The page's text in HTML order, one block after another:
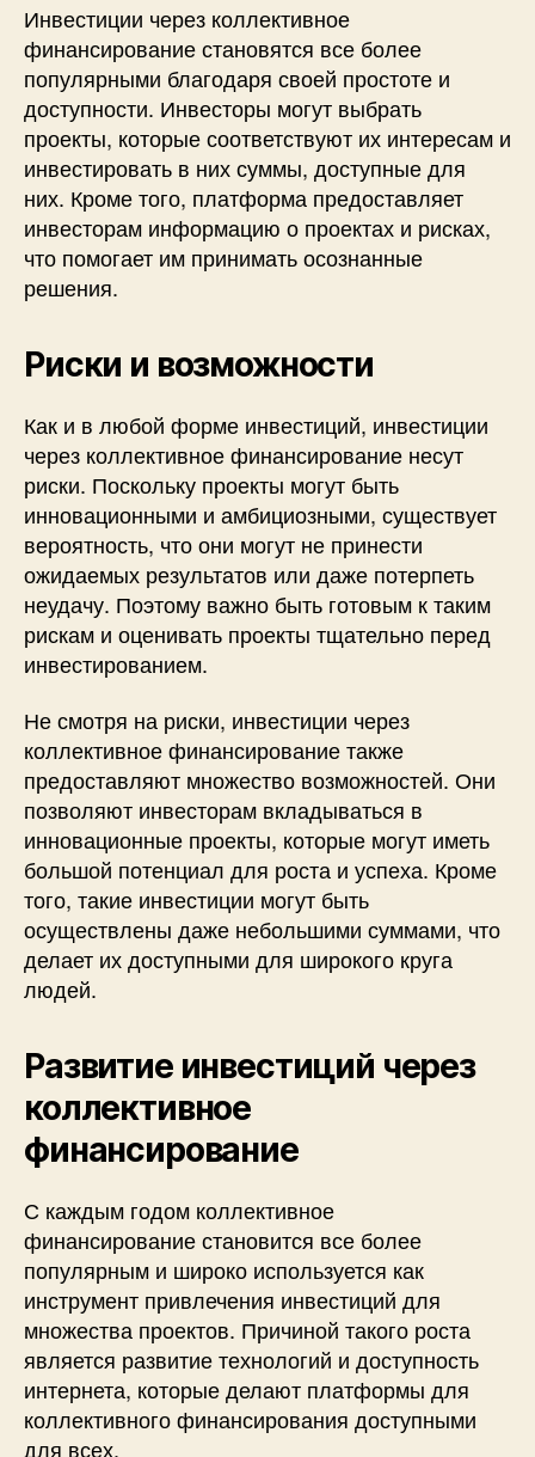
Инвестиции через коллективное
финансирование становятся все более
популярными благодаря своей простоте и
доступности. Инвесторы могут выбрать
проекты, которые соответствуют их интересам и
инвестировать в них суммы, доступные для
них. Кроме того, платформа предоставляет
инвесторам информацию о проектах и рисках,
что помогает им принимать осознанные
решения.
Риски и возможности
Как и в любой форме инвестиций, инвестиции
через коллективное финансирование несут
риски. Поскольку проекты могут быть
инновационными и амбициозными, существует
вероятность, что они могут не принести
ожидаемых результатов или даже потерпеть
неудачу. Поэтому важно быть готовым к таким
рискам и оценивать проекты тщательно перед
инвестированием.
Не смотря на риски, инвестиции через
коллективное финансирование также
предоставляют множество возможностей. Они
позволяют инвесторам вкладываться в
инновационные проекты, которые могут иметь
большой потенциал для роста и успеха. Кроме
того, такие инвестиции могут быть
осуществлены даже небольшими суммами, что
делает их доступными для широкого круга
людей.
Развитие инвестиций через
коллективное
финансирование
С каждым годом коллективное
финансирование становится все более
популярным и широко используется как
инструмент привлечения инвестиций для
множества проектов. Причиной такого роста
является развитие технологий и доступность
интернета, которые делают платформы для
коллективного финансирования доступными
для всех.